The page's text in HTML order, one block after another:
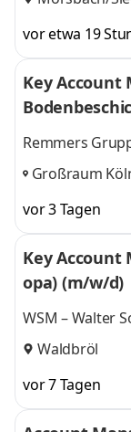
vor etwa 19
Key Account
Remmers
Großraum
Siegen,
vor 3 Tagen
Key Account
opa) (m/w/d)
WSM – Walter
Waldbröl
vor 7 Tagen